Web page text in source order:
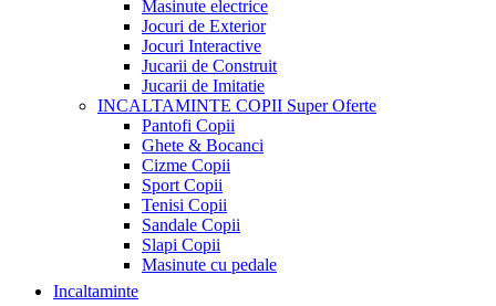
Masinute electrice
Jocuri de Exterior
Jocuri Interactive
Jucarii de Construit
Jucarii de Imitatie
INCALTAMINTE COPII Super Oferte
Pantofi Copii
Ghete & Bocanci
Cizme Copii
Sport Copii
Tenisi Copii
Sandale Copii
Slapi Copii
Masinute cu pedale
Incaltaminte